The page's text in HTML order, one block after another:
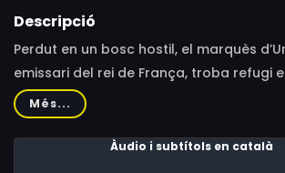
Descripció
Perdut en un bosc hostil, el marquès
emissari del rei de França, troba refugi
misteriosa família que oculta un secret
Més...
Àudio i subtítols en català